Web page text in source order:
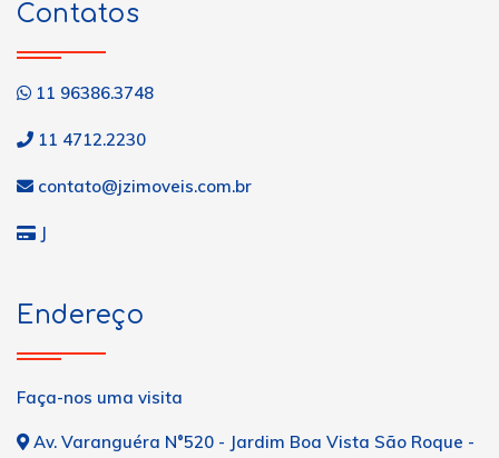
Contatos
11 96386.3748
11 4712.2230
contato@jzimoveis.com.br
J
Endereço
Faça-nos uma visita
Av. Varanguéra N°520 - Jardim Boa Vista São Roque -